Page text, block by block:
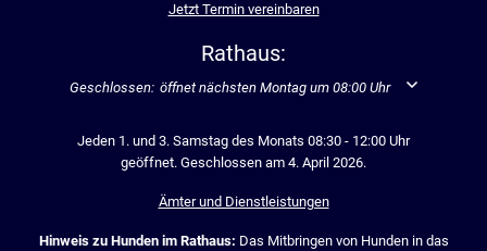
Jetzt Termin vereinbaren
Rathaus:
Klicken, um weitere Öffnungs- oder Schließzeiten auszublenden
Geschlossen: öffnet nächsten Montag um 08:00 Uhr
Jeden 1. und 3. Samstag des Monats 08:30 - 12:00 Uhr
geöffnet. Geschlossen am 4. April 2026.
Ämter und Dienstleistungen
Hinweis zu Hunden im Rathaus: Das Mitbringen von Hunden in das